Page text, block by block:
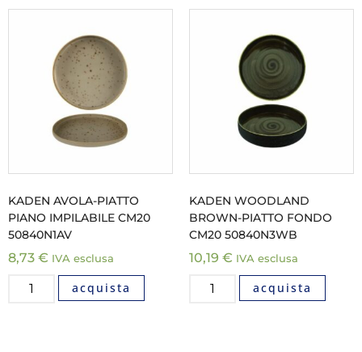
KADEN AVOLA-PIATTO
PIANO IMPILABILE CM20
50840N1AV
8,73 € IVA esclusa
acquista
KADEN WOODLAND
BROWN-PIATTO FONDO
CM20 50840N3WB
10,19 € IVA esclusa
acquista